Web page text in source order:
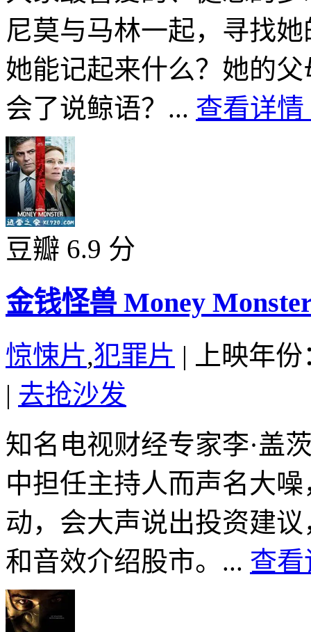
尼莫与马林一起，寻找
她能记起来什么？她的
会了说鲸语？... 查看详情
豆瓣 6.9 分
金钱怪兽 Money
惊悚片,犯罪片 |
上映年
| 去抢沙发
知名电视财经专家李·盖
中担任主持人而声名大
动，会大声说出投资建
和音效介绍股市。... 查看